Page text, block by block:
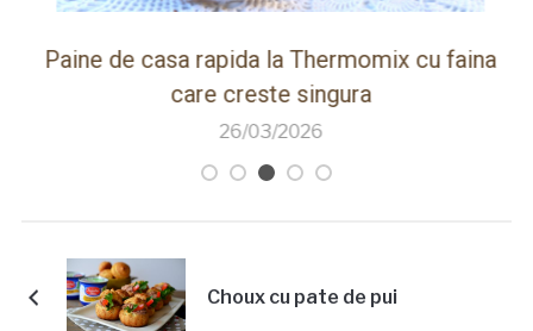
Paine de casa rapida la Thermomix cu faina
care creste singura
26/03/2026
Choux cu pate de pui